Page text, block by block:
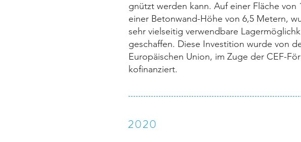
gnützt werden kann. Auf einer Fläche von
einer Betonwand-Höhe von 6,5 Metern,
sehr vielseitig verwendbare
geschaffen. Diese Investition wurde von
Europäischen Union, im Zuge der CEF-
kofinanziert.
2020